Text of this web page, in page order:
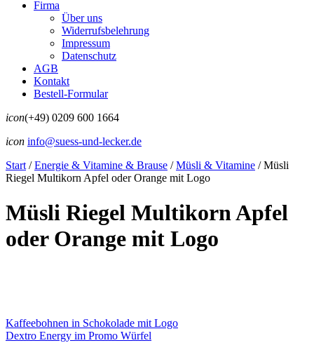
Firma
Über uns
Widerrufsbelehrung
Impressum
Datenschutz
AGB
Kontakt
Bestell-Formular
icon(+49) 0209 600 1664
icon info@suess-und-lecker.de
Start / Energie & Vitamine & Brause / Müsli & Vitamine /Müsli
Riegel Multikorn Apfel oder Orange mit Logo
Müsli Riegel Multikorn Apfel
oder Orange mit Logo
Kaffeebohnen in Schokolade mit Logo
Dextro Energy im Promo Würfel